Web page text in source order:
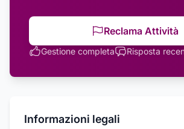
Reclama Attività
Gestione completa Risposta
Informazioni legali